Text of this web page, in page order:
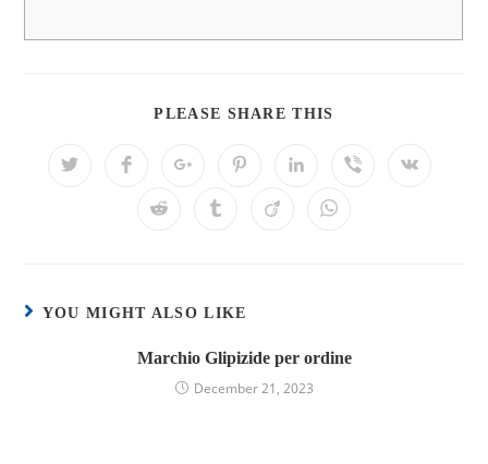
PLEASE SHARE THIS
YOU MIGHT ALSO LIKE
Marchio Glipizide per ordine
December 21, 2023